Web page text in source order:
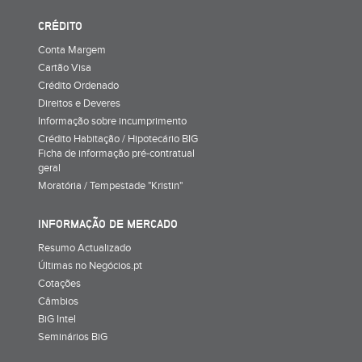
CRÉDITO
Conta Margem
Cartão Visa
Crédito Ordenado
Direitos e Deveres
Informação sobre incumprimento
Crédito Habitação / Hipotecário BIG
Ficha de informação pré-contratual
geral
Moratória / Tempestade "Kristin"
INFORMAÇÃO DE MERCADO
Resumo Actualizado
Últimas no Negócios.pt
Cotações
Câmbios
BiG Intel
Seminários BiG